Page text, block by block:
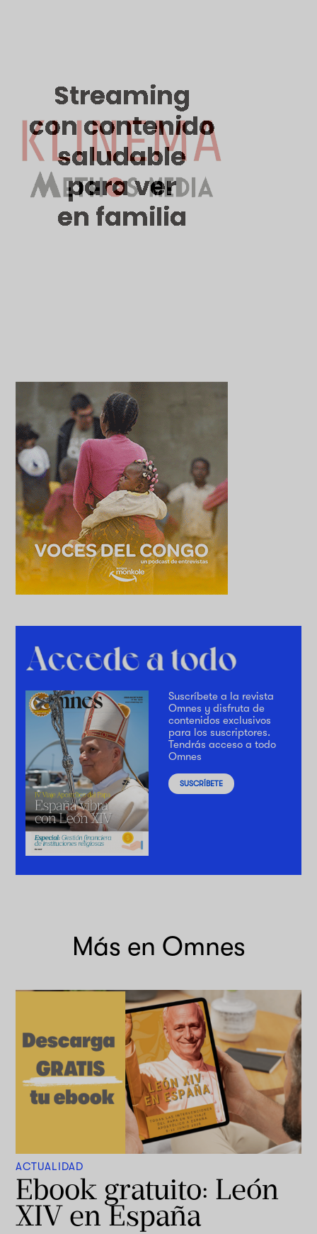
Suscríbete a la revista
Omnes y disfruta de
contenidos exclusivos
para los suscriptores.
Tendrás acceso a todo
Omnes
SUSCRÍBETE
Más en Omnes
ACTUALIDAD
Ebook gratuito: León
XIV en España